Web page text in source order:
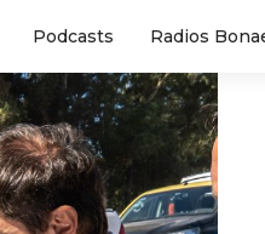
Podcasts Radios